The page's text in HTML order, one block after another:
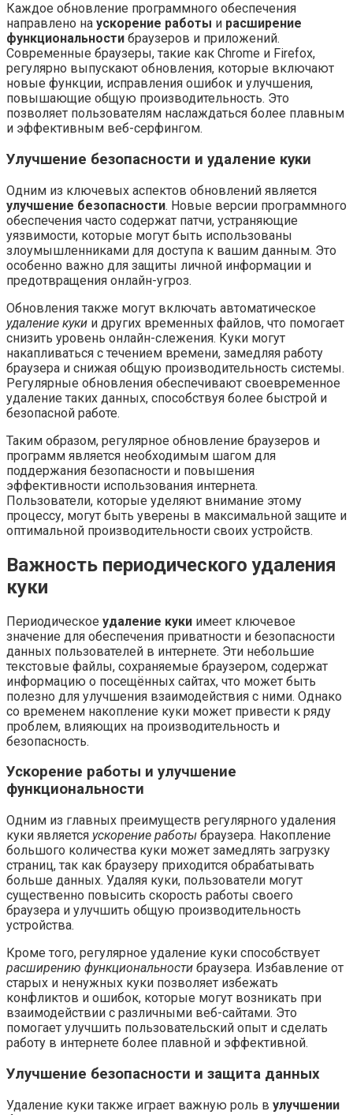
Каждое обновление программного обеспечения
направлено на ускорение работы и расширение
функциональности браузеров и приложений.
Современные браузеры, такие как Chrome и Firefox,
регулярно выпускают обновления, которые включают
новые функции, исправления ошибок и улучшения,
повышающие общую производительность. Это
позволяет пользователям наслаждаться более плавным
и эффективным веб-серфингом.
Улучшение безопасности и удаление куки
Одним из ключевых аспектов обновлений является
улучшение безопасности. Новые версии программного
обеспечения часто содержат патчи, устраняющие
уязвимости, которые могут быть использованы
злоумышленниками для доступа к вашим данным. Это
особенно важно для защиты личной информации и
предотвращения онлайн-угроз.
Обновления также могут включать автоматическое
удаление куки и других временных файлов, что помогает
снизить уровень онлайн-слежения. Куки могут
накапливаться с течением времени, замедляя работу
браузера и снижая общую производительность системы.
Регулярные обновления обеспечивают своевременное
удаление таких данных, способствуя более быстрой и
безопасной работе.
Таким образом, регулярное обновление браузеров и
программ является необходимым шагом для
поддержания безопасности и повышения
эффективности использования интернета.
Пользователи, которые уделяют внимание этому
процессу, могут быть уверены в максимальной защите и
оптимальной производительности своих устройств.
Важность периодического удаления
куки
Периодическое удаление куки имеет ключевое
значение для обеспечения приватности и безопасности
данных пользователей в интернете. Эти небольшие
текстовые файлы, сохраняемые браузером, содержат
информацию о посещённых сайтах, что может быть
полезно для улучшения взаимодействия с ними. Однако
со временем накопление куки может привести к ряду
проблем, влияющих на производительность и
безопасность.
Ускорение работы и улучшение
функциональности
Одним из главных преимуществ регулярного удаления
куки является ускорение работы браузера. Накопление
большого количества куки может замедлять загрузку
страниц, так как браузеру приходится обрабатывать
больше данных. Удаляя куки, пользователи могут
существенно повысить скорость работы своего
браузера и улучшить общую производительность
устройства.
Кроме того, регулярное удаление куки способствует
расширению функциональности браузера. Избавление от
старых и ненужных куки позволяет избежать
конфликтов и ошибок, которые могут возникать при
взаимодействии с различными веб-сайтами. Это
помогает улучшить пользовательский опыт и сделать
работу в интернете более плавной и эффективной.
Улучшение безопасности и защита данных
Удаление куки также играет важную роль в улучшении